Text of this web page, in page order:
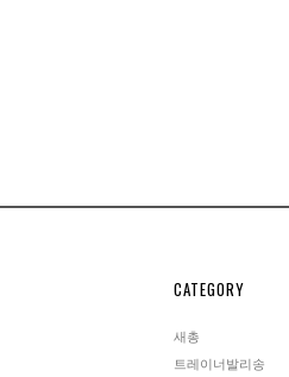
CATEGORY
새총
트레이너발리송